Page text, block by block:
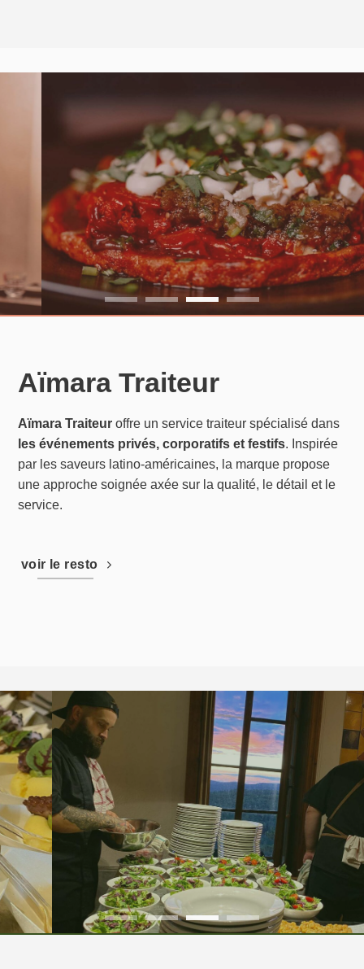
Aïmara Traiteur
Aïmara Traiteur offre un service traiteur spécialisé dans
les événements privés, corporatifs et festifs. Inspirée
par les saveurs latino-américaines, la marque propose
une approche soignée axée sur la qualité, le détail et le
service.
voir le resto